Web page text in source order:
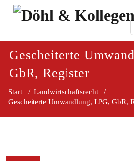
Zum
Gescheiterte
GbR, Register
Start / Landwirtschaftsrecht /
Gescheiterte Umwandlung, LPG, GbR,